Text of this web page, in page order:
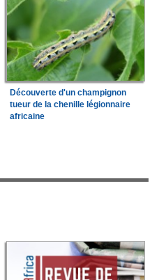
Découverte d'un champignon
tueur de la chenille légionnaire
africaine